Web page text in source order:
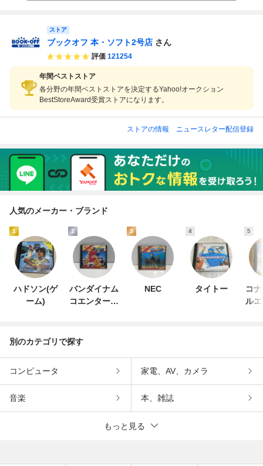
ストア
ブックオフ 本・ソフト2号店 さん
評価 121254
年間ベストストア
各分野の年間ベストストアを決定するYahoo!オークション
BestStoreAward受賞ストアになります。
ストアの情報 ニュースレター配信登録
人気のメーカー・ブランド
1
ハドソン(ゲ
ーム)
2
バンダイナム
コエンターテ
3
NEC
4
タイトー
5
コ
ル
別のカテゴリで探す
コンピュータ 家電、AV、カメラ
音楽 本、雑誌
もっと見る